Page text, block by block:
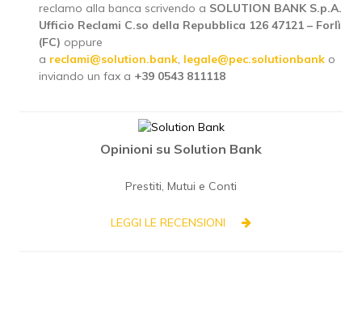
reclamo alla banca scrivendo a SOLUTION BANK S.p.A.
Ufficio Reclami C.so della Repubblica 126 47121 – Forlì
(FC) oppure
a reclami@solution.bank, legale@pec.solutionbank o
inviando un fax a +39 0543 811118
Opinioni su Solution Bank
Prestiti, Mutui e Conti
LEGGI LE RECENSIONI